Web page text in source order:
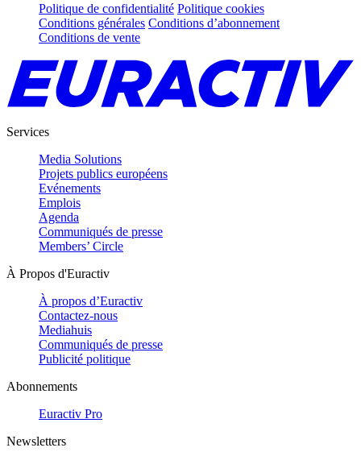
Politique de confidentialité Politique cookies
Conditions générales Conditions d’abonnement
Conditions de vente
Services
Media Solutions
Projets publics européens
Evénements
Emplois
Agenda
Communiqués de presse
Members’ Circle
À Propos d'Euractiv
À propos d’Euractiv
Contactez-nous
Mediahuis
Communiqués de presse
Publicité politique
Abonnements
Euractiv Pro
Newsletters